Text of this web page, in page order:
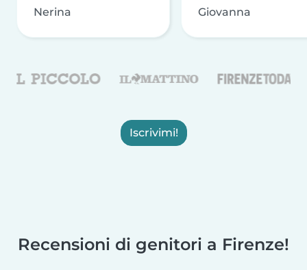
Nerina Giovanna
Iscrivimi!
Recensioni di genitori a Firenze!